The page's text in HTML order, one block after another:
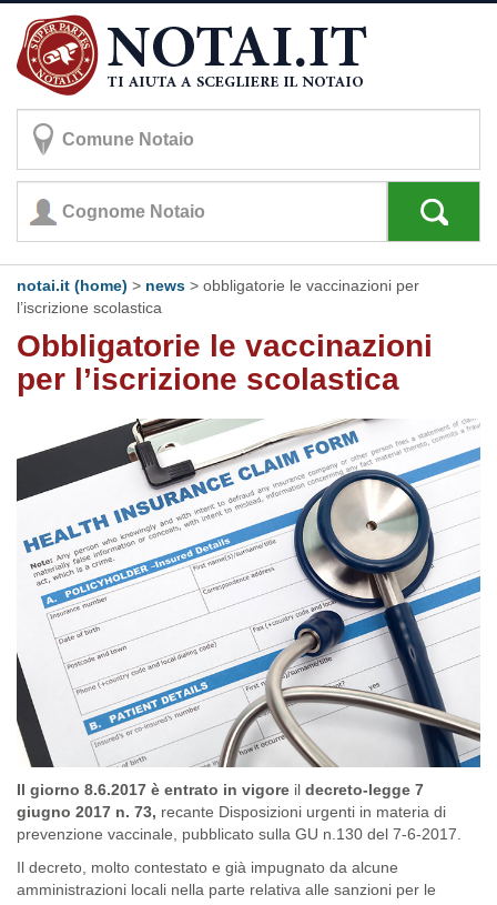
notai.it (home) > news > obbligatorie le vaccinazioni per
l’iscrizione scolastica
Obbligatorie le vaccinazioni
per l’iscrizione scolastica
Il giorno 8.6.2017 è entrato in vigore il decreto-legge 7
giugno 2017 n. 73, recante Disposizioni urgenti in materia di
prevenzione vaccinale, pubblicato sulla GU n.130 del 7-6-2017.
Il decreto, molto contestato e già impugnato da alcune
amministrazioni locali nella parte relativa alle sanzioni per le